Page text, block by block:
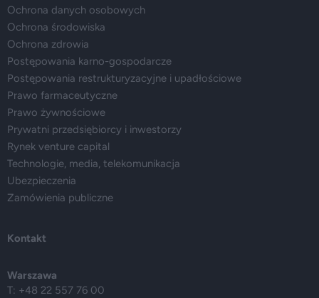
Ochrona danych osobowych
Ochrona środowiska
Ochrona zdrowia
Postępowania karno-gospodarcze
Postępowania restrukturyzacyjne i upadłościowe
Prawo farmaceutyczne
Prawo żywnościowe
Prywatni przedsiębiorcy i inwestorzy
Rynek venture capital
Technologie, media, telekomunikacja
Ubezpieczenia
Zamówienia publiczne
Kontakt
Warszawa
T: +48 22 557 76 00